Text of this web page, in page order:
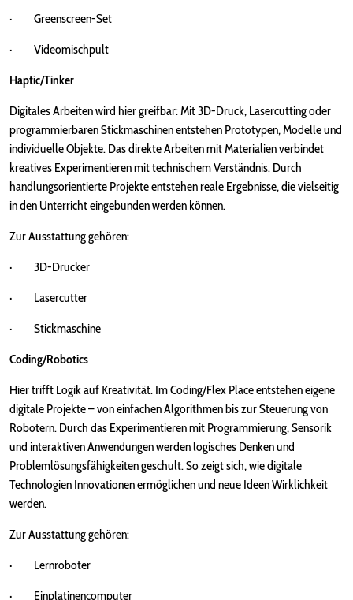
· Greenscreen-Set
· Videomischpult
Haptic/Tinker
Digitales Arbeiten wird hier greifbar: Mit 3D-Druck, Lasercutting oder
programmierbaren Stickmaschinen entstehen Prototypen, Modelle und
individuelle Objekte. Das direkte Arbeiten mit Materialien verbindet
kreatives Experimentieren mit technischem Verständnis. Durch
handlungsorientierte Projekte entstehen reale Ergebnisse, die vielseitig
in den Unterricht eingebunden werden können.
Zur Ausstattung gehören:
· 3D-Drucker
· Lasercutter
· Stickmaschine
Coding/Robotics
Hier trifft Logik auf Kreativität. Im Coding/Flex Place entstehen eigene
digitale Projekte – von einfachen Algorithmen bis zur Steuerung von
Robotern. Durch das Experimentieren mit Programmierung, Sensorik
und interaktiven Anwendungen werden logisches Denken und
Problemlösungsfähigkeiten geschult. So zeigt sich, wie digitale
Technologien Innovationen ermöglichen und neue Ideen Wirklichkeit
werden.
Zur Ausstattung gehören:
· Lernroboter
· Einplatinencomputer